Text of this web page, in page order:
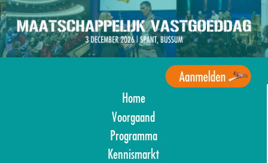
Overslaan
en
naar
de
inhoud
gaan
Home
Voorgaand
Programma
Kennismarkt